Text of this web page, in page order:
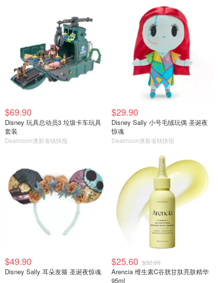
$69.90
Disney 玩具总动员3 垃圾卡车玩具
套装
Dealmoon澳新省钱快报
$29.90
Disney Sally 小号毛绒玩偶 圣诞夜
惊魂
Dealmoon澳新省钱快报
$49.90
Disney Sally 耳朵发箍 圣诞夜惊魂
$25.60 $32.00
Arencia 维生素C谷胱甘肽亮肤精华
95ml